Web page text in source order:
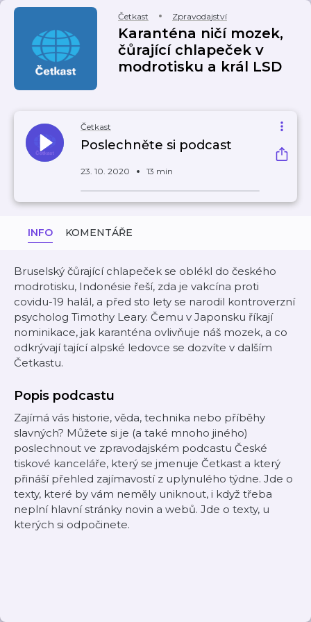
Četkast Zpravodajství
Karanténa ničí mozek,
čůrající chlapeček v
modrotisku a král LSD
Četkast
Poslechněte si podcast
23. 10. 2020 13 min
INFO KOMENTÁŘE
Bruselský čůrající chlapeček se oblékl do českého
modrotisku, Indonésie řeší, zda je vakcína proti
covidu-19 halál, a před sto lety se narodil kontroverzní
psycholog Timothy Leary. Čemu v Japonsku říkají
nominikace, jak karanténa ovlivňuje náš mozek, a co
odkrývají tající alpské ledovce se dozvíte v dalším
Četkastu.
Popis podcastu
Zajímá vás historie, věda, technika nebo příběhy
slavných? Můžete si je (a také mnoho jiného)
poslechnout ve zpravodajském podcastu České
tiskové kanceláře, který se jmenuje Četkast a který
přináší přehled zajímavostí z uplynulého týdne. Jde o
texty, které by vám neměly uniknout, i když třeba
neplní hlavní stránky novin a webů. Jde o texty, u
kterých si odpočinete.